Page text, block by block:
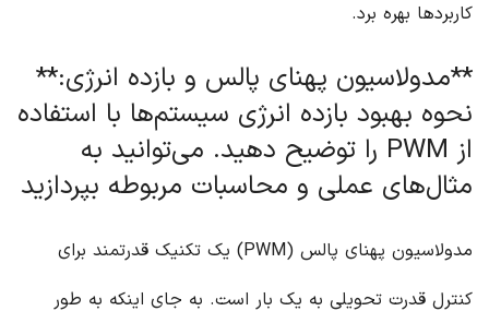
کاربردها بهره برد.
**مدولاسیون پهنای پالس و بازده انرژی:**
نحوه بهبود بازده انرژی سیستم‌ها با استفاده
از PWM را توضیح دهید. می‌توانید به
مثال‌های عملی و محاسبات مربوطه بپردازید
مدولاسیون پهنای پالس (PWM) یک تکنیک قدرتمند برای
کنترل قدرت تحویلی به یک بار است. به جای اینکه به طور